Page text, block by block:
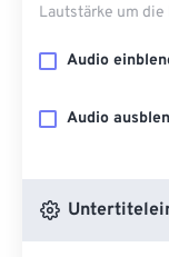
Lautstärke um
Audio
Audio